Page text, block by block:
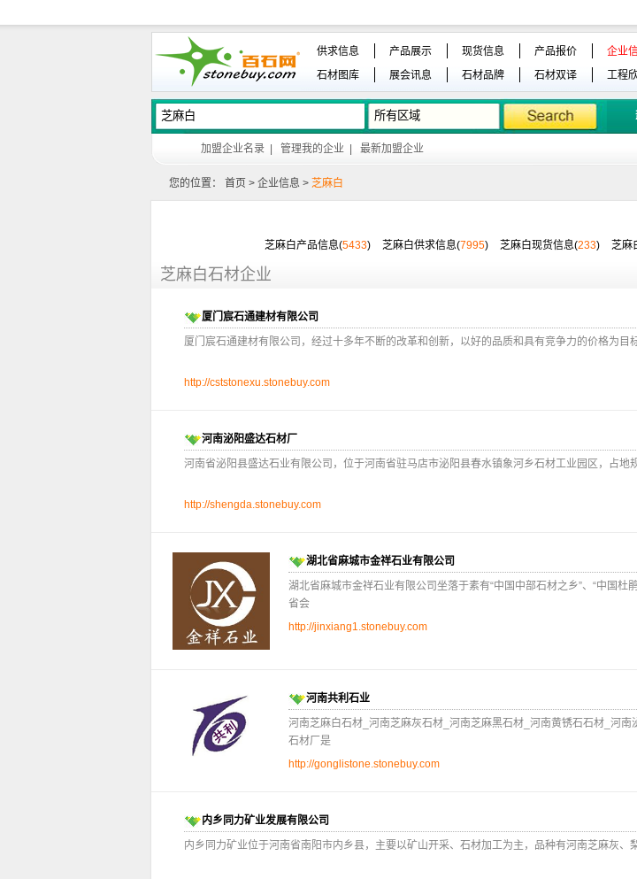
供求信息 产品展示 现货信息 产品报价 企业
石材图库
展会讯息 石材品牌 石材双译 工程
加盟企业名录 管理我的企业 最新加盟企业
您的位置： 首页 >企业信息 > 芝麻白
芝麻白产品信息(5433) 芝麻白供求信息(7995) 芝麻白现货信息(233) 芝麻
芝麻白石材企业
厦门宸石通建材有限公司
厦门宸石通建材有限公司，经过十多年不断的改革和创新，以好的品质和具有竞争力的价格为目
http://cststonexu.stonebuy.com
河南泌阳盛达石材厂
河南省泌阳县盛达石业有限公司，位于河南省驻马店市泌阳县春水镇象河乡石材工业园区，占地
http://shengda.stonebuy.com
湖北省麻城市金祥石业有限公司
湖北省麻城市金祥石业有限公司坐落于素有“中国中部石材之乡”、“中国杜
省会
http://jinxiang1.stonebuy.com
河南共利石业
河南芝麻白石材_河南芝麻灰石材_河南芝麻黑石材_河南黄锈石石材_河南
石材厂是
http://gonglistone.stonebuy.com
内乡同力矿业发展有限公司
内乡同力矿业位于河南省南阳市内乡县，主要以矿山开采、石材加工为主，品种有河南芝麻灰、